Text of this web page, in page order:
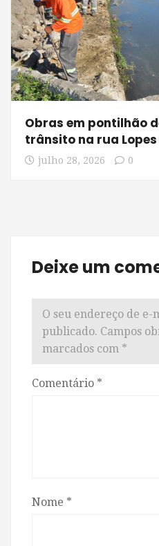
Obras em pontilhão
trânsito na rua
julho 28, 2026 0
Deixe um
O seu endereço de e-
publicado. Campos
marcados com *
Comentário *
Nome *